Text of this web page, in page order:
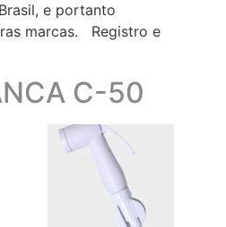
e portanto
marcas. Registro e
C-50